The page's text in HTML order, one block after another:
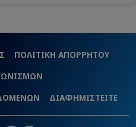
ΠΟΛΙΤΙΚΗ ΑΠΟΡΡΗΤΟΥ
ΔΙΑΦΗΜΙΣΤΕΙΤΕ